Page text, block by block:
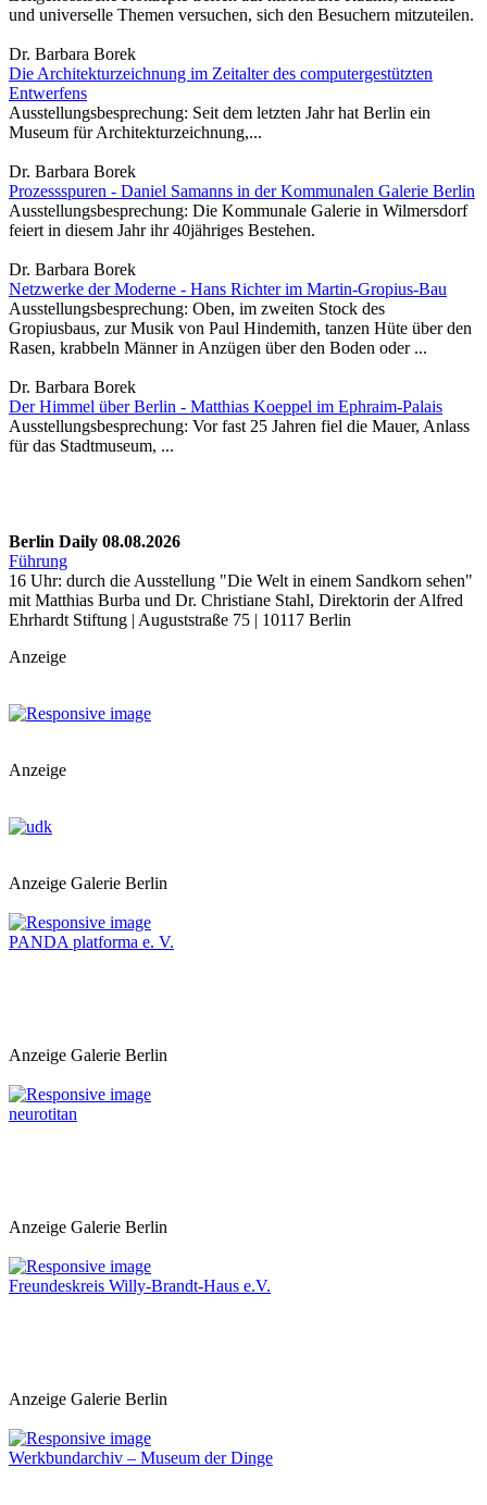
und universelle Themen versuchen, sich den Besuchern mitzuteilen.
Dr. Barbara Borek
Die Architekturzeichnung im Zeitalter des computergestützten
Entwerfens
Ausstellungsbesprechung: Seit dem letzten Jahr hat Berlin ein
Museum für Architekturzeichnung,...
Dr. Barbara Borek
Prozessspuren - Daniel Samanns in der Kommunalen Galerie Berlin
Ausstellungsbesprechung: Die Kommunale Galerie in Wilmersdorf
feiert in diesem Jahr ihr 40jähriges Bestehen.
Dr. Barbara Borek
Netzwerke der Moderne - Hans Richter im Martin-Gropius-Bau
Ausstellungsbesprechung: Oben, im zweiten Stock des
Gropiusbaus, zur Musik von Paul Hindemith, tanzen Hüte über den
Rasen, krabbeln Männer in Anzügen über den Boden oder ...
Dr. Barbara Borek
Der Himmel über Berlin - Matthias Koeppel im Ephraim-Palais
Ausstellungsbesprechung: Vor fast 25 Jahren fiel die Mauer, Anlass
für das Stadtmuseum, ...
Berlin Daily 08.08.2026
Führung
16 Uhr: durch die Ausstellung "Die Welt in einem Sandkorn sehen"
mit Matthias Burba und Dr. Christiane Stahl, Direktorin der Alfred
Ehrhardt Stiftung | Auguststraße 75 | 10117 Berlin
Anzeige
Anzeige
Anzeige Galerie Berlin
PANDA platforma e. V.
Anzeige Galerie Berlin
neurotitan
Anzeige Galerie Berlin
Freundeskreis Willy-Brandt-Haus e.V.
Anzeige Galerie Berlin
Werkbundarchiv – Museum der Dinge